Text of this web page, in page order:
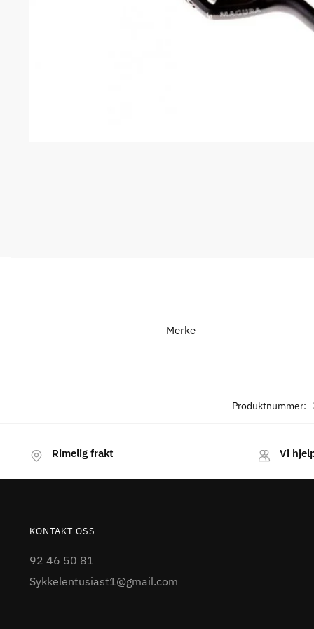
Merke
Produktnummer:
Rimelig frakt Vi
KONTAKT OSS
92 46 50 81
Sykkelentusiast1@gmail.com